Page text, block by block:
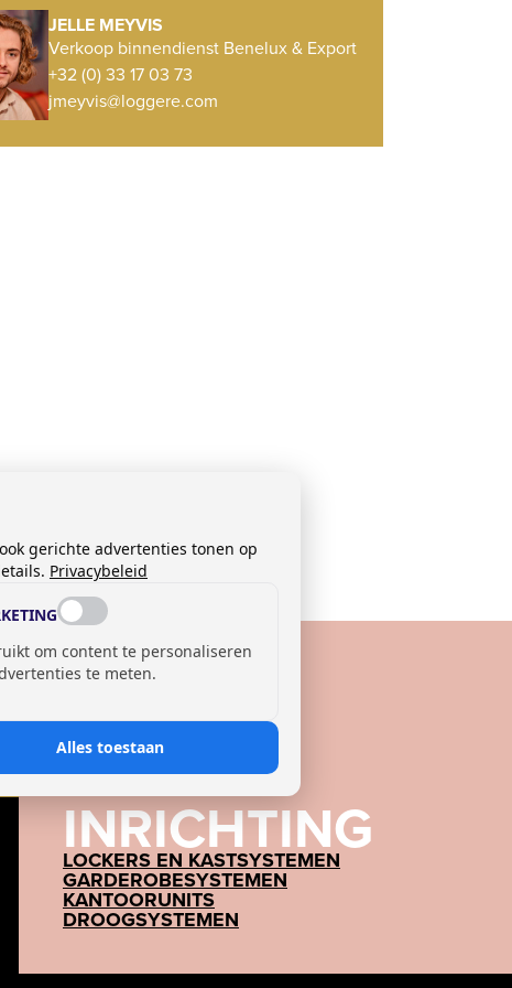
JELLE MEYVIS
Verkoop binnendienst Benelux & Export
+32 (0) 33 17 03 73
jmeyvis@loggere.com
INRICHTING
LOCKERS EN KASTSYSTEMEN
GARDEROBESYSTEMEN
KANTOORUNITS
DROOGSYSTEMEN
gerichte advertenties tonen op
Privacybeleid
om content te personaliseren
te meten.
Alles toestaan